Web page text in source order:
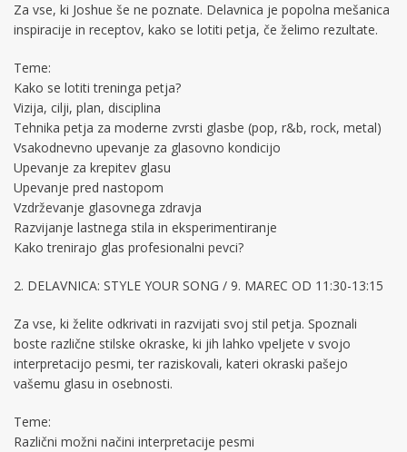
Za vse, ki Joshue še ne poznate. Delavnica je popolna mešanica
inspiracije in receptov, kako se lotiti petja, če želimo rezultate.
Teme:
Kako se lotiti treninga petja?
Vizija, cilji, plan, disciplina
Tehnika petja za moderne zvrsti glasbe (pop, r&b, rock, metal)
Vsakodnevno upevanje za glasovno kondicijo
Upevanje za krepitev glasu
Upevanje pred nastopom
Vzdrževanje glasovnega zdravja
Razvijanje lastnega stila in eksperimentiranje
Kako trenirajo glas profesionalni pevci?
2. DELAVNICA: STYLE YOUR SONG / 9. MAREC OD 11:30-13:15
Za vse, ki želite odkrivati in razvijati svoj stil petja. Spoznali
boste različne stilske okraske, ki jih lahko vpeljete v svojo
interpretacijo pesmi, ter raziskovali, kateri okraski pašejo
vašemu glasu in osebnosti.
Teme:
Različni možni načini interpretacije pesmi